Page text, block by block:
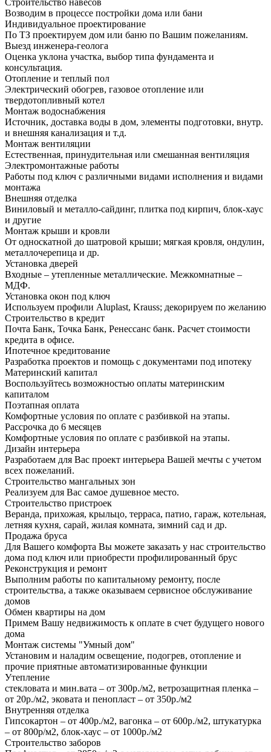
Строительство навесов
Возводим в процессе постройки дома или бани
Индивидуальное проектирование
По ТЗ проектируем дом или баню по Вашим пожеланиям.
Выезд инженера-геолога
Оценка уклона участка, выбор типа фундамента и
консультация.
Отопление и теплый пол
Электрический обогрев, газовое отопление или
твердотопливный котел
Монтаж водоснабжения
Источник, доставка воды в дом, элементы подготовки, внутр.
и внешняя канализация и т.д.
Монтаж вентиляции
Естественная, принудительная или смешанная вентиляция
Электромонтажные работы
Работы под ключ с различными видами исполнения и видами
монтажа
Внешняя отделка
Виниловый и металло-сайдинг, плитка под кирпич, блок-хаус
и другие
Монтаж крыши и кровли
От односкатной до шатровой крыши; мягкая кровля, ондулин,
металлочерепица и др.
Установка дверей
Входные – утепленные металлические. Межкомнатные –
МДФ.
Установка окон под ключ
Используем профили Aluplast, Krauss; декорируем по желанию
Строительство в кредит
Почта Банк, Точка Банк, Ренессанс банк. Расчет стоимости
кредита в офисе.
Ипотечное кредитование
Разработка проектов и помощь с документами под ипотеку
Материнский капитал
Воспользуйтесь возможностью оплаты материнским
капиталом
Поэтапная оплата
Комфортные условия по оплате с разбивкой на этапы.
Рассрочка до 6 месяцев
Комфортные условия по оплате с разбивкой на этапы.
Дизайн интерьера
Разработаем для Вас проект интерьера Вашей мечты с учетом
всех пожеланий.
Строительство мангальных зон
Реализуем для Вас самое душевное место.
Строительство пристроек
Веранда, прихожая, крыльцо, терраса, патио, гараж, котельная,
летняя кухня, сарай, жилая комната, зимний сад и др.
Продажа бруса
Для Вашего комфорта Вы можете заказать у нас строительство
дома под ключ или приобрести профилированный брус
Реконструкция и ремонт
Выполним работы по капитальному ремонту, после
строительства, а также оказываем сервисное обслуживание
домов
Обмен квартиры на дом
Примем Вашу недвижимость к оплате в счет будущего нового
дома
Монтаж системы "Умный дом"
Установим и наладим освещение, подогрев, отопление и
прочие приятные автоматизированные функции
Утепление
стекловата и мин.вата – от 300р./м2, ветрозащитная пленка –
от 20р./м2, эковата и пенопласт – от 350р./м2
Внутренняя отделка
Гипсокартон – от 400р./м2, вагонка – от 600р./м2, штукатурка
– от 800р/м2, блок-хаус – от 1000р./м2
Строительство заборов